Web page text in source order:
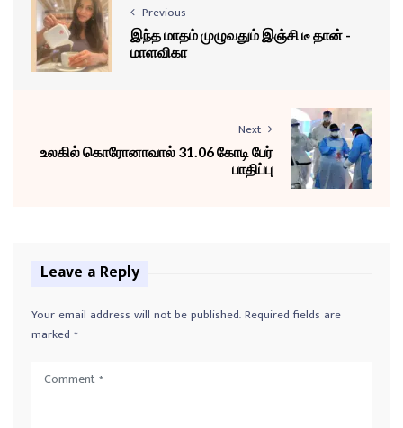
Previous
இந்த மாதம் முழுவதும் இஞ்சி டீ தான் -
மாளவிகா
Next
உலகில் கொரோனாவால் 31.06 கோடி பேர்
பாதிப்பு
Leave a Reply
Your email address will not be published.Required fields are
marked *